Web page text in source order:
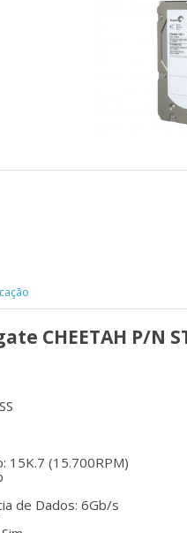
CHEETAH P/N
15K.7 (15.700RPM)
de Dados: 6Gb/s